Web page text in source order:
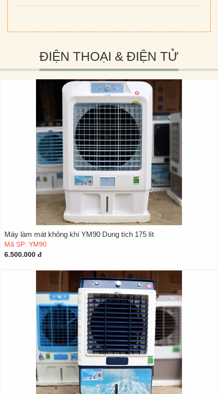
ĐIỆN THOẠI & ĐIỆN TỬ
Máy làm mát không khí YM90 Dung tích 175 lít
Mã SP: YM90
6.500.000 đ